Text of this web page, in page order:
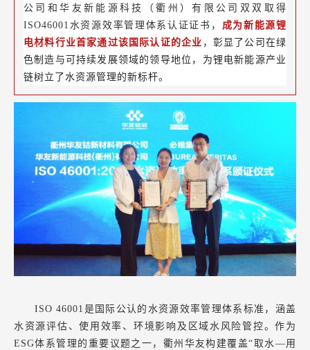
公司和华友新能源科技（衢州）有限公司双双取得
ISO46001水资源效率管理体系认证证书， 成为新能源锂
电材料行业首家通过该国际认证的企业 ，彰显了公司在绿
色制造与可持续发展领域的领导地位，为锂电新能源产业
链树立了水资源管理的新标杆。
ISO 46001是国际公认的水资源效率管理体系标准，涵盖
水资源评估、使用效率、环境影响及区域水风险管控。作为
ESG体系管理的重要议题之一，衢州华友构建覆盖“取水—用